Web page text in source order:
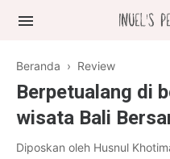
Beranda › Review
Berpetualang di
wisata Bali
Diposkan oleh Husnul